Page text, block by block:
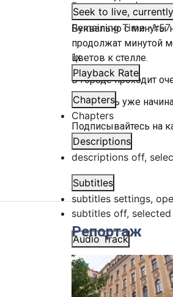
Seek to live,
Remaining Time-1:57
1x
Playback Rate
Chapters
Chapters
Descriptions
descriptions off,
Subtitles
subtitles settings,
subtitles off, selected
Audio Track
Picture-in-Picture
This is a modal
Волховского
Буквально с минуты
продолжат минутой
цветов к стелле.
В городе проходит
Ну а здесь уже
Подписывайтесь на
Репортаж